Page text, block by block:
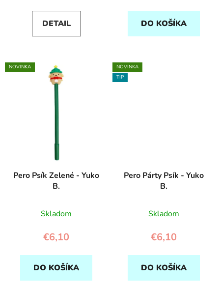
DETAIL DO KOŠÍKA
NOVINKA
Pero Psík Zelené - Yuko
B.
Skladom
€6,10
DO KOŠÍKA
NOVINKA
TIP
Pero Párty Psík - Yuko
B.
Skladom
€6,10
DO KOŠÍKA